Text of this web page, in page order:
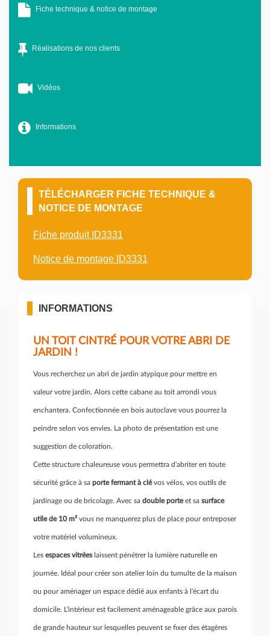
Fiche technique & notice de montage
Réalisations de nos clients
Vidéos
Informations
TÉLÉCHARGER FICHE TECHNIQUE &
NOTICE DE MONTAGE
Fiche produit ID3331
Notice de montage ID3331
INFORMATIONS
UN TOIT CINTRÉ POUR VOTRE ABRI DE
JARDIN !
Vous recherchez un abri de jardin atypique pour mettre en
valeur votre jardin. Alors cette cabane au toit arrondi vous
enchantera. Confectionnée en bois autoclave vous pourrez la
peindre selon vos envies. La photo de présentation est une
suggestion de coloration.
Cette structure chaleureuse vous permettra d'abriter en toute
sécurité grâce à sa porte fermant à clévos vélos, vos outils de
jardinage ou de bricolage. Avec sa double porteet sa surface
utile de 10 m² vous ne manquerez plus de place pour entreposer
votre matériel volumineux.
Les espaces vitréeslaissent pénétrer la lumière naturelle en
journée. Idéal pour créer son atelier loin du tumulte de la maison
ou pour aménager un espace dédié aux enfants à l'écart du
domicile. L'intérieur est facilement aménageable grâce aux parois
de grande hauteur sur lesquelles peuvent se fixer des étagères